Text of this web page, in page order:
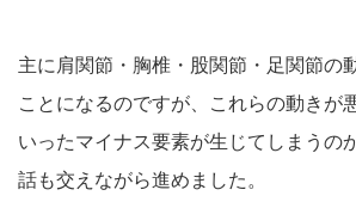
主に肩関節・胸椎・股関節・足関節の
ことになるのですが、これらの動きが
いったマイナス要素が生じてしまうの
話も交えながら進めました。